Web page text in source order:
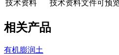
技术资料
技术资料文件可预
相关产品
有机膨润土